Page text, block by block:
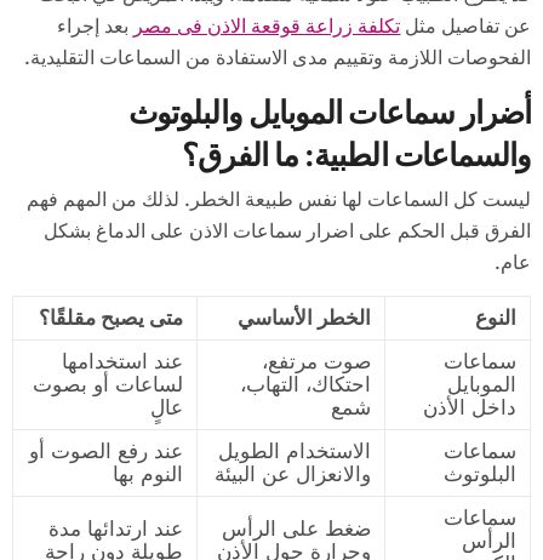
عن تفاصيل مثل تكلفة زراعة قوقعة الاذن فى مصر بعد إجراء
الفحوصات اللازمة وتقييم مدى الاستفادة من السماعات التقليدية.
أضرار سماعات الموبايل والبلوتوث
والسماعات الطبية: ما الفرق؟
ليست كل السماعات لها نفس طبيعة الخطر. لذلك من المهم فهم
الفرق قبل الحكم على اضرار سماعات الاذن على الدماغ بشكل
عام.
النوع الخطر الأساسي
متى يصبح مقلقًا؟
سماعات
الموبايل
داخل الأذن
صوت مرتفع،
احتكاك، التهاب،
شمع
عند استخدامها
لساعات أو بصوت
عالٍ
سماعات
البلوتوث
الاستخدام الطويل
والانعزال عن البيئة
عند رفع الصوت أو
النوم بها
سماعات
الرأس
ضغط على الرأس
وحرارة حول الأذن
عند ارتدائها مدة
طويلة دون راحة